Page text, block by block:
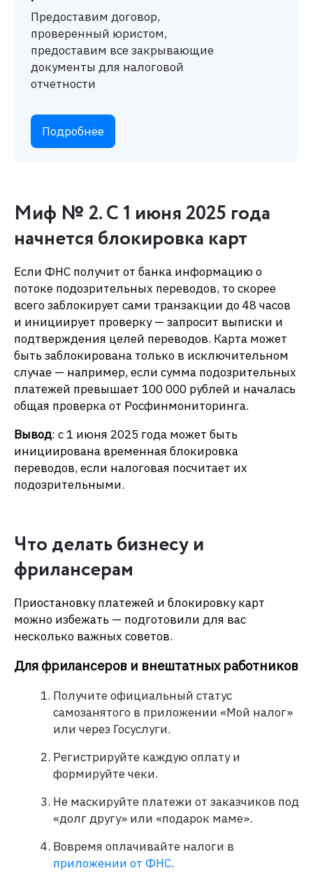
Миф № 2. С 1 июня 2025 года
начнется блокировка карт
Если ФНС получит от банка информацию о
потоке подозрительных переводов, то скорее
всего заблокирует сами транзакции до 48 часов
и инициирует проверку — запросит выписки и
подтверждения целей переводов. Карта может
быть заблокирована только в исключительном
случае — например, если сумма подозрительных
платежей превышает 100 000 рублей и началась
общая проверка от Росфинмониторинга.
Вывод: с 1 июня 2025 года может быть
инициирована временная блокировка
переводов, если налоговая посчитает их
подозрительными.
Что делать бизнесу и
фрилансерам
Приостановку платежей и блокировку карт
можно избежать — подготовили для вас
несколько важных советов.
Для фрилансеров и внештатных работников
Получите официальный статус
самозанятого в приложении «Мой налог»
или через Госуслуги.
Регистрируйте каждую оплату и
формируйте чеки.
Не маскируйте платежи от заказчиков под
«долг другу» или «подарок маме».
Вовремя оплачивайте налоги в
приложении от ФНС.